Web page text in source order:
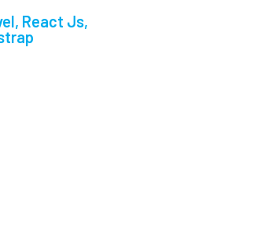
React Js,